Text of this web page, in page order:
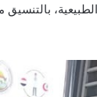
الطبيعية،